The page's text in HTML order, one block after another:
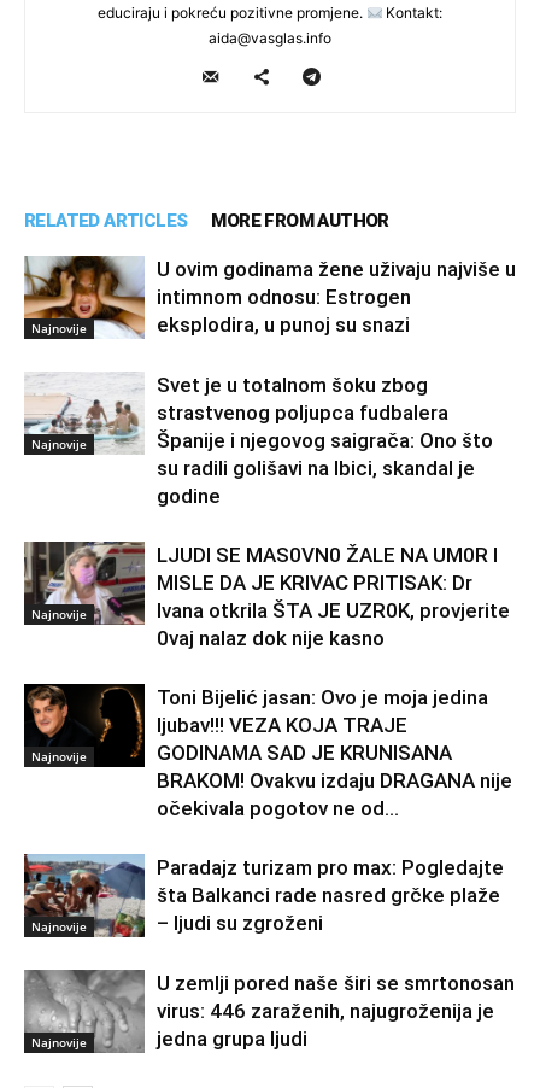
educiraju i pokreću pozitivne promjene.
Kontakt:
aida@vasglas.info
RELATED ARTICLES MORE FROM AUTHOR
Najnovije
U ovim godinama žene uživaju najviše u
intimnom odnosu: Estrogen
eksplodira, u punoj su snazi
Najnovije
Svet je u totalnom šoku zbog
strastvenog poljupca fudbalera
Španije i njegovog saigrača: Ono što
su radili golišavi na Ibici, skandal je
godine
Najnovije
LJUDl SE MAS0VN0 ŽALE NA UM0R I
MISLE DA JE KRIVAC PRITISAK: Dr
Ivana otkrila ŠTA JE UZR0K, provjerite
0vaj nalaz dok nije kasno
Najnovije
Toni Bijelić jasan: Ovo je moja jedina
ljubav!!! VEZA KOJA TRAJE
GODINAMA SAD JE KRUNISANA
BRAKOM! Ovakvu izdaju DRAGANA nije
očekivala pogotov ne od...
Najnovije
Paradajz turizam pro max: Pogledajte
šta Balkanci rade nasred grčke plaže
– ljudi su zgroženi
Najnovije
U zemlji pored naše širi se smrtonosan
virus: 446 zaraženih, najugroženija je
jedna grupa ljudi